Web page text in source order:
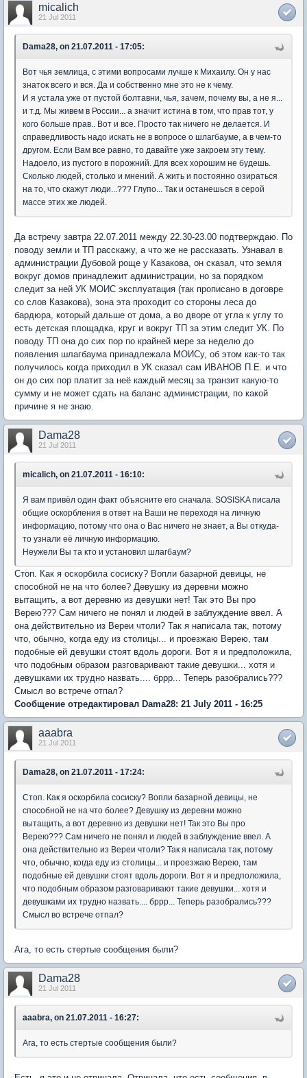
micalich
21 Jul 2011
Dama28, on 21.07.2011 - 17:05:
Вот чья землица, с этими вопросами лучше к Михаилу. Он у нас
знаток всего и вся. Да и собственно мне это не к чему.
И я устала уже от пустой болтавни, чья, зачем, почему вы, а не я...
и т.д. Мы живем в России... а значит истина в том, что прав тот, у
кого больше прав.. Вот и все. Просто так ничего не делается. И
справедливость надо искать не в вопросе о шлагбауме, а в чем-то
другом. Если Вам все равно, то давайте уже закроем эту тему.
Надоело, из пустого в порожний. Для всех хорошим не будешь.
Сколько людей, столько и мнений. А жить и постоянно озираться
на то, что скажут люди...??? Глупо... Так и останешься в серой
массе этих же людей.
Да встречу завтра 22.07.2011 между 22.30-23.00 подтверждаю. По
поводу земли и ТП расскажу, а что же не рассказать. Узнавал в
администрации Дубовой роще у Казакова, он сказал, что земля
вокруг домов принадлежит администрации, но за порядком
следит за ней УК МОИС эксплуатация (так прописано в договре
со слов Казакова), зона эта проходит со стороны леса до
бардюра, который дальше от дома, а во дворе от угла к углу то
есть детская площадка, круг и вокруг ТП за этим следит УК. По
поводу ТП она до сих пор по крайней мере за неделю до
появления шлагбаума принадлежала МОИСу, об этом как-то так
получилось когда приходил в УК сказал сам ИВАНОВ П.Е. и что
он до сих пор платит за неё каждый месяц за транзит какую-то
сумму и не может сдать на баланс администрации, по какой
причине я не знаю.
Dama28
21 Jul 2011
micalich, on 21.07.2011 - 16:10:
Я вам привёл один факт объясните его сначала. SOSISKA писала
общие оскорбления в ответ на Ваши не переходя на личную
информацию, потому что она о Вас ничего не знает, а Вы откуда-
то узнали её личную информацию.
Неужели Вы та кто и установил шлагбаум?
Стоп. Как я оскорбила сосиску? Вопли базарной девицы, не
способной не на что более? Девушку из деревни можно
вытащить, а вот деревню из девушки нет! Так это Вы про
Верею??? Сам ничего не понял и людей в заблуждение ввел. А
она действительно из Вереи чтоли? Так я написала так, потому
что, обычно, когда еду из столицы... и проезжаю Верею, там
подобные ей девушки стоят вдоль дороги. Вот я и предположила,
что подобным образом разговаривают такие девушки... хотя и
девушками их трудно назвать.... бррр... Теперь разобрались???
Смысл во встрече отпал?
Сообщение отредактировал Dama28: 21 July 2011 - 16:25
aaabra
21 Jul 2011
Dama28, on 21.07.2011 - 17:24:
Стоп. Как я оскорбила сосиску? Вопли базарной девицы, не
способной не на что более? Девушку из деревни можно
вытащить, а вот деревню из девушки нет! Так это Вы про
Верею??? Сам ничего не понял и людей в заблуждение ввел. А
она действительно из Вереи чтоли? Так я написала так, потому
что, обычно, когда еду из столицы... и проезжаю Верею, там
подобные ей девушки стоят вдоль дороги. Вот я и предположила,
что подобным образом разговаривают такие девушки... хотя и
девушками их трудно назвать.... бррр... Теперь разобрались???
Смысл во встрече отпал?
Ага, то есть стертые сообщения были?
Dama28
21 Jul 2011
aaabra, on 21.07.2011 - 16:27:
Ага, то есть стертые сообщения были?